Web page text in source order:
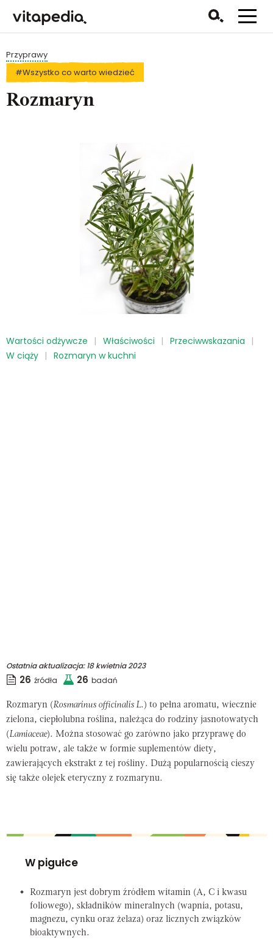
Przyprawy
#Wszystko co warto wiedzieć
Rozmaryn
Wartości odżywcze Właściwości
Przeciwwskazania
W ciąży
Rozmaryn w kuchni
Ostatnia aktualizacja:18 kwietnia 2023
26 źródła 26 badań
Rozmaryn (Rosmarinus officinalis L. ) to pełna aromatu, wiecznie
zielona, ciepłolubna roślina, należąca do rodziny jasnotowatych
(Lamiaceae). Można stosować go zarówno jako przyprawę do
wielu potraw, ale także w formie suplementów diety,
zawierających ekstrakt z tej rośliny. Dużą popularnością cieszy
się także olejek eteryczny z rozmarynu.
W pigułce
Rozmaryn jest dobrym źródłem witamin (A, C i kwasu
foliowego), składników mineralnych (wapnia, potasu,
magnezu, cynku oraz żelaza) oraz licznych związków
bioaktywnych.